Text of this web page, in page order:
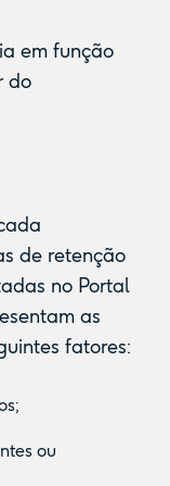
em função
do
de retenção
no Portal
as
fatores:
ou